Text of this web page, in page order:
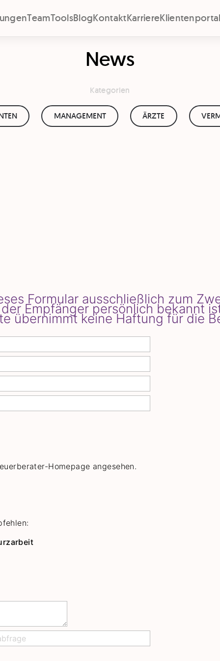
TeamToolsBlogKontaktKarriere
News
Kategorien
MANAGEMENT ÄRZTE
Formular ausschließlich zum
Empfänger persönlich bekannt
übernimmt keine Haftung für die
Homepage angesehen.